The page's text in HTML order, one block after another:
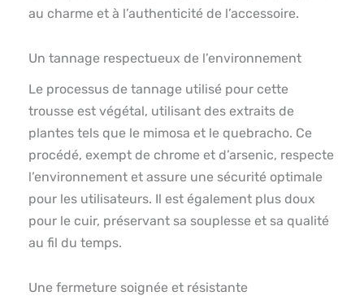
au charme et à l’authenticité de l’accessoire.
Un tannage respectueux de l’environnement
Le processus de tannage utilisé pour cette
trousse est végétal, utilisant des extraits de
plantes tels que le mimosa et le quebracho. Ce
procédé, exempt de chrome et d’arsenic, respecte
l’environnement et assure une sécurité optimale
pour les utilisateurs. Il est également plus doux
pour le cuir, préservant sa souplesse et sa qualité
au fil du temps.
Une fermeture soignée et résistante